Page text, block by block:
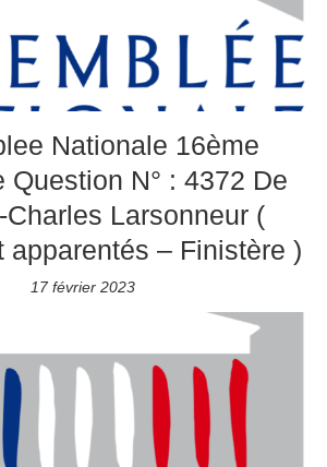
Nationale 16ème
Question N° : 4372 De
Charles Larsonneur (
apparentés – Finistère )
17 février 2023